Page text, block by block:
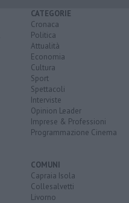
CATEGORIE
Cronaca
Politica
Attualità
Economia
Cultura
Sport
Spettacoli
Interviste
Opinion Leader
Imprese & Professioni
Programmazione Cinema
COMUNI
Capraia Isola
Collesalvetti
Livorno